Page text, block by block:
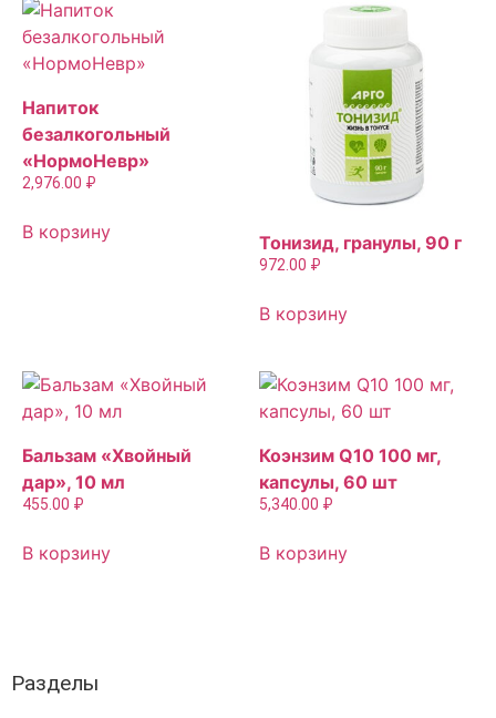
Напиток
безалкогольный
«НормоНевр»
2,976.00 ₽
В корзину
Тонизид, гранулы, 90 г
972.00 ₽
В корзину
Бальзам «Хвойный
дар», 10 мл
455.00 ₽
В корзину
Коэнзим Q10 100 мг,
капсулы, 60 шт
5,340.00 ₽
В корзину
Разделы